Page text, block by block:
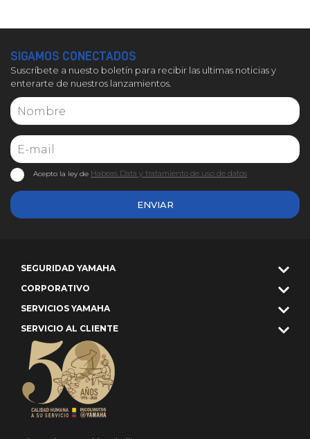
SIGAMOS CONECTADOS
Suscríbete a nuesto boletín para recibir las ultimas noticias y
enterarte de nuestros lanzamientos.
ENVIAR
Acepto la ley de Habeas Data y tratamiento de uso de datos
SEGURIDAD YAMAHA
CORPORATIVO
SERVICIOS YAMAHA
SERVICIO AL CLIENTE